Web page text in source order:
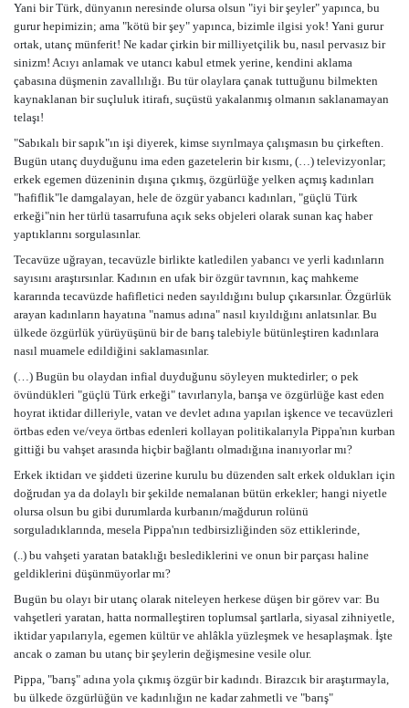
Yani bir Türk, dünyanın neresinde olursa olsun "iyi bir şeyler" yapınca, bu
gurur hepimizin; ama "kötü bir şey" yapınca, bizimle ilgisi yok! Yani gurur
ortak, utanç münferit! Ne kadar çirkin bir milliyetçilik bu, nasıl pervasız bir
sinizm! Acıyı anlamak ve utancı kabul etmek yerine, kendini aklama
çabasına düşmenin zavallılığı. Bu tür olaylara çanak tuttuğunu bilmekten
kaynaklanan bir suçluluk itirafı, suçüstü yakalanmış olmanın saklanamayan
telaşı!
"Sabıkalı bir sapık"ın işi diyerek, kimse sıyrılmaya çalışmasın bu çirkeften.
Bugün utanç duyduğunu ima eden gazetelerin bir kısmı, (…) televizyonlar;
erkek egemen düzeninin dışına çıkmış, özgürlüğe yelken açmış kadınları
"hafiflik"le damgalayan, hele de özgür yabancı kadınları, "güçlü Türk
erkeği"nin her türlü tasarrufuna açık seks objeleri olarak sunan kaç haber
yaptıklarını sorgulasınlar.
Tecavüze uğrayan, tecavüzle birlikte katledilen yabancı ve yerli kadınların
sayısını araştırsınlar. Kadının en ufak bir özgür tavrının, kaç mahkeme
kararında tecavüzde hafifletici neden sayıldığını bulup çıkarsınlar. Özgürlük
arayan kadınların hayatına "namus adına" nasıl kıyıldığını anlatsınlar. Bu
ülkede özgürlük yürüyüşünü bir de barış talebiyle bütünleştiren kadınlara
nasıl muamele edildiğini saklamasınlar.
(…) Bugün bu olaydan infial duyduğunu söyleyen muktedirler; o pek
övündükleri "güçlü Türk erkeği" tavırlarıyla, barışa ve özgürlüğe kast eden
hoyrat iktidar dilleriyle, vatan ve devlet adına yapılan işkence ve tecavüzleri
örtbas eden ve/veya örtbas edenleri kollayan politikalarıyla Pippa'nın kurban
gittiği bu vahşet arasında hiçbir bağlantı olmadığına inanıyorlar mı?
Erkek iktidarı ve şiddeti üzerine kurulu bu düzenden salt erkek oldukları için
doğrudan ya da dolaylı bir şekilde nemalanan bütün erkekler; hangi niyetle
olursa olsun bu gibi durumlarda kurbanın/mağdurun rolünü
sorguladıklarında, mesela Pippa'nın tedbirsizliğinden söz ettiklerinde,
(..) bu vahşeti yaratan bataklığı beslediklerini ve onun bir parçası haline
geldiklerini düşünmüyorlar mı?
Bugün bu olayı bir utanç olarak niteleyen herkese düşen bir görev var: Bu
vahşetleri yaratan, hatta normalleştiren toplumsal şartlarla, siyasal zihniyetle,
iktidar yapılarıyla, egemen kültür ve ahlâkla yüzleşmek ve hesaplaşmak. İşte
ancak o zaman bu utanç bir şeylerin değişmesine vesile olur.
Pippa, "barış" adına yola çıkmış özgür bir kadındı. Birazcık bir araştırmayla,
bu ülkede özgürlüğün ve kadınlığın ne kadar zahmetli ve "barış"